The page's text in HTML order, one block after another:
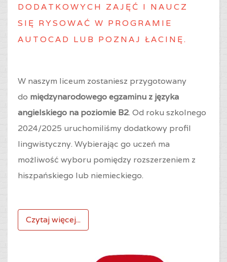
DODATKOWYCH ZAJĘĆ I NAUCZ
SIĘ RYSOWAĆ W PROGRAMIE
AUTOCAD LUB POZNAJ ŁACINĘ.
W naszym liceum zostaniesz przygotowany
do międzynarodowego egzaminu z języka
angielskiego na poziomie B2. Od roku szkolnego
2024/2025 uruchomiliśmy dodatkowy profil
lingwistyczny. Wybierając go uczeń ma
możliwość wyboru pomiędzy rozszerzeniem z
hiszpańskiego lub niemieckiego.
Czytaj więcej...